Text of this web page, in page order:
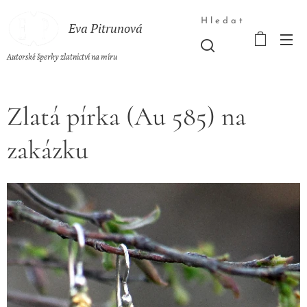
Eva Pitrunová
Autorské šperky zlatnictví na míru
Hledat
Zlatá pírka (Au 585) na
zakázku